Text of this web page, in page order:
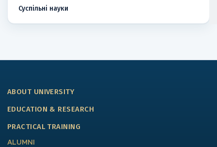
Суспільні науки
ABOUT UNIVERSITY
EDUCATION & RESEARCH
PRACTICAL TRAINING
ALUMNI